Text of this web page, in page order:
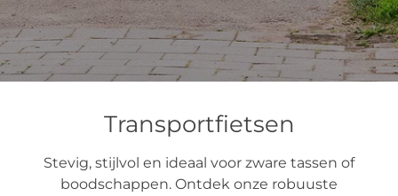
Transportfietsen
Stevig, stijlvol en ideaal voor zware tassen of
boodschappen. Ontdek onze robuuste